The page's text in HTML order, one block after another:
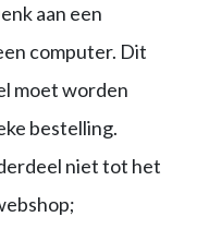
aan een
computer. Dit
moet worden
bestelling.
niet tot het